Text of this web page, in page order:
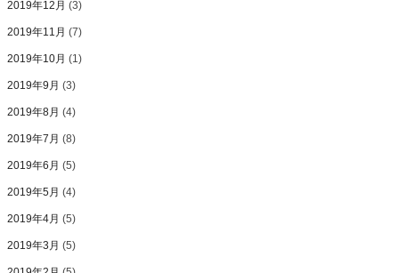
2019年12月 (3)
2019年11月 (7)
2019年10月 (1)
2019年9月 (3)
2019年8月 (4)
2019年7月 (8)
2019年6月 (5)
2019年5月 (4)
2019年4月 (5)
2019年3月 (5)